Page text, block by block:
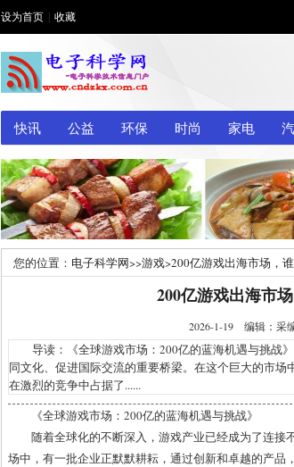
设为首页 收藏
快讯 公益 环保 时尚 家电
您的位置： 电子科学网>>游戏>200亿游戏出海市场，
200亿游戏出海市
2026-1-19 编辑：
导读：《全球游戏市场：200亿的蓝海机遇与挑战
同文化、促进国际交流的重要桥梁。在这个巨大的市
在激烈的竞争中占据了......
《全球游戏市场：200亿的蓝海机遇与挑战》
随着全球化的不断深入，游戏产业已经成为了连
场中，有一批企业正默默耕耘，通过创新和卓越的产